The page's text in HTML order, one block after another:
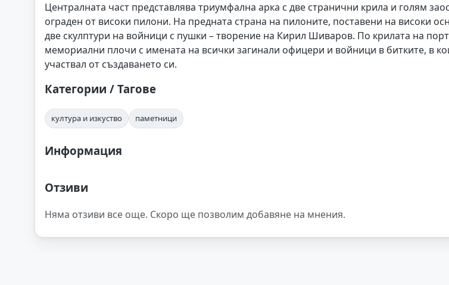
Централната част представлява триумфална арка с две странични крила и голям
ограден от високи пилони. На предната страна на пилоните, поставени на високи
две скулптури на войници с пушки – творение на Кирил Шиваров. По крилата на
мемориални плочи с имената на всички загинали офицери и войници в битките, в
участвал от създаването си.
Категории / Тагове
култура и изкуство паметници
Информация
Отзиви
Няма отзиви все още. Скоро ще позволим добавяне на мнения.